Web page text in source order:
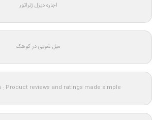
اجاره دیزل ژنراتور
مبل شویی در کوهک
: Product reviews and ratings made simple